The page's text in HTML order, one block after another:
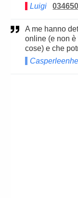
Luigi
A me hanno detto che ho partecipato a un concorso
online (e non
cose) e che